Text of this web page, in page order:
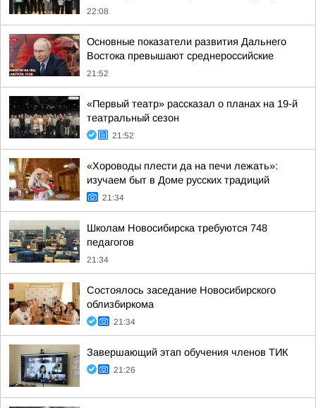
22:08
Основные показатели развития Дальнего
Востока превышают среднероссийские
21:52
«Первый театр» рассказал о планах на 19-й
театральный сезон
21:52
«Хороводы плести да на печи лежать»:
изучаем быт в Доме русских традиций
21:34
Школам Новосибирска требуются 748
педагогов
21:34
Состоялось заседание Новосибирского
облизбиркома
21:34
Завершающий этап обучения членов ТИК
21:26